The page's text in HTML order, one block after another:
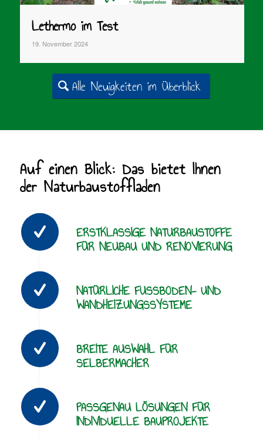
Lethermo im Test
19. November 2024
Alle Neuigkeiten im Überblick
Auf einen Blick: Das bietet Ihnen
der Naturbaustoffladen
ERSTKLASSIGE NATURBAUSTOFFE
FÜR NEUBAU UND RENOVIERUNG
NATÜRLICHE FUSSBODEN- UND W
ANDHEIZUNGSSYSTEME
BREITE AUSWAHL FÜR
SELBERMACHER
PASSGENAU LÖSUNGEN FÜR
INDIVIDUELLE BAUPROJEKTE